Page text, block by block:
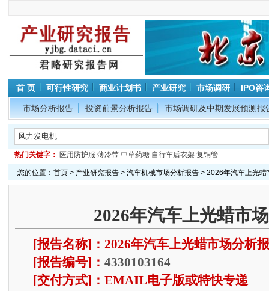
首 页 可行性研究 商业计划书 产业研究 市场调研 IPO咨
市场分析报告 投资前景分析报告 市场调研及中期发展预测报
热门关键字： 医用防护服 薄冷带 中草药糖 自行车后衣架 复铜管
您的位置： 首页> 产业研究报告> 汽车机械市场分析报告> 2026年汽车上光蜡
2026年汽车上光蜡市
[报告名称]：2026年汽车上光蜡市场分析
[报告编号]： 4330103164
[交付方式]：EMAIL电子版或特快专递